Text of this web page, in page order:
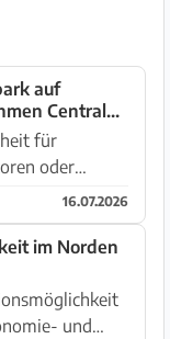
auf
/ Cala Egos
für
oder
steht ein
erfolgreich
Freizeitpark
16.07.2026
im Norden
und